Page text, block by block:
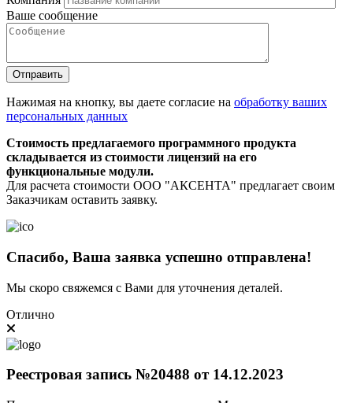
Ваше сообщение
Нажимая на кнопку, вы даете согласие на обработку ваших
персональных данных
Стоимость предлагаемого программного продукта
складывается из стоимости лицензий на его
функциональные модули.
Для расчета стоимости ООО "АКСЕНТА" предлагает своим
Заказчикам оставить заявку.
Спасибо, Ваша заявка успешно отправлена!
Мы скоро свяжемся с Вами для уточнения деталей.
Отлично
Реестровая запись №20488 от 14.12.2023